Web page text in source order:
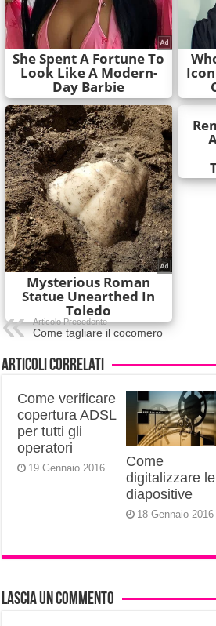
Articolo Precedente
Come tagliare il cocomero
Articoli correlati
Come verificare
copertura ADSL
per tutti gli
operatori
19 Gennaio 2016
Come
digitalizzare le
diapositive
18 Gennaio 2016
Lascia un commento